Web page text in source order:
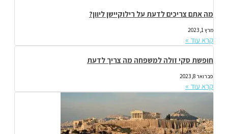
מה אתם צריכים לדעת על רילוקיישן ליוון?
מרץ 1, 2023
קרא עוד »
חופשת סקי זולה למשפחה מה צריך לדעת
פברואר 8, 2023
קרא עוד »